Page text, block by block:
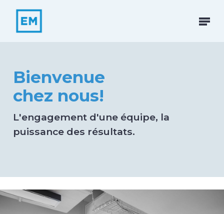
Skip
main
Menu
Bienvenue
chez nous!
L'engagement d'une équipe, la
puissance des résultats.